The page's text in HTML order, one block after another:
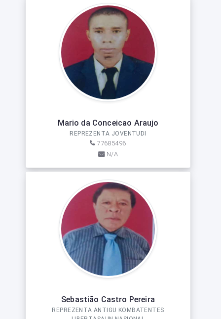
Mario da Conceicao Araujo
REPREZENTA JOVENTUDI
77685496
N/A
Sebastião Castro Pereira
REPREZENTA ANTIGU KOMBATENTES